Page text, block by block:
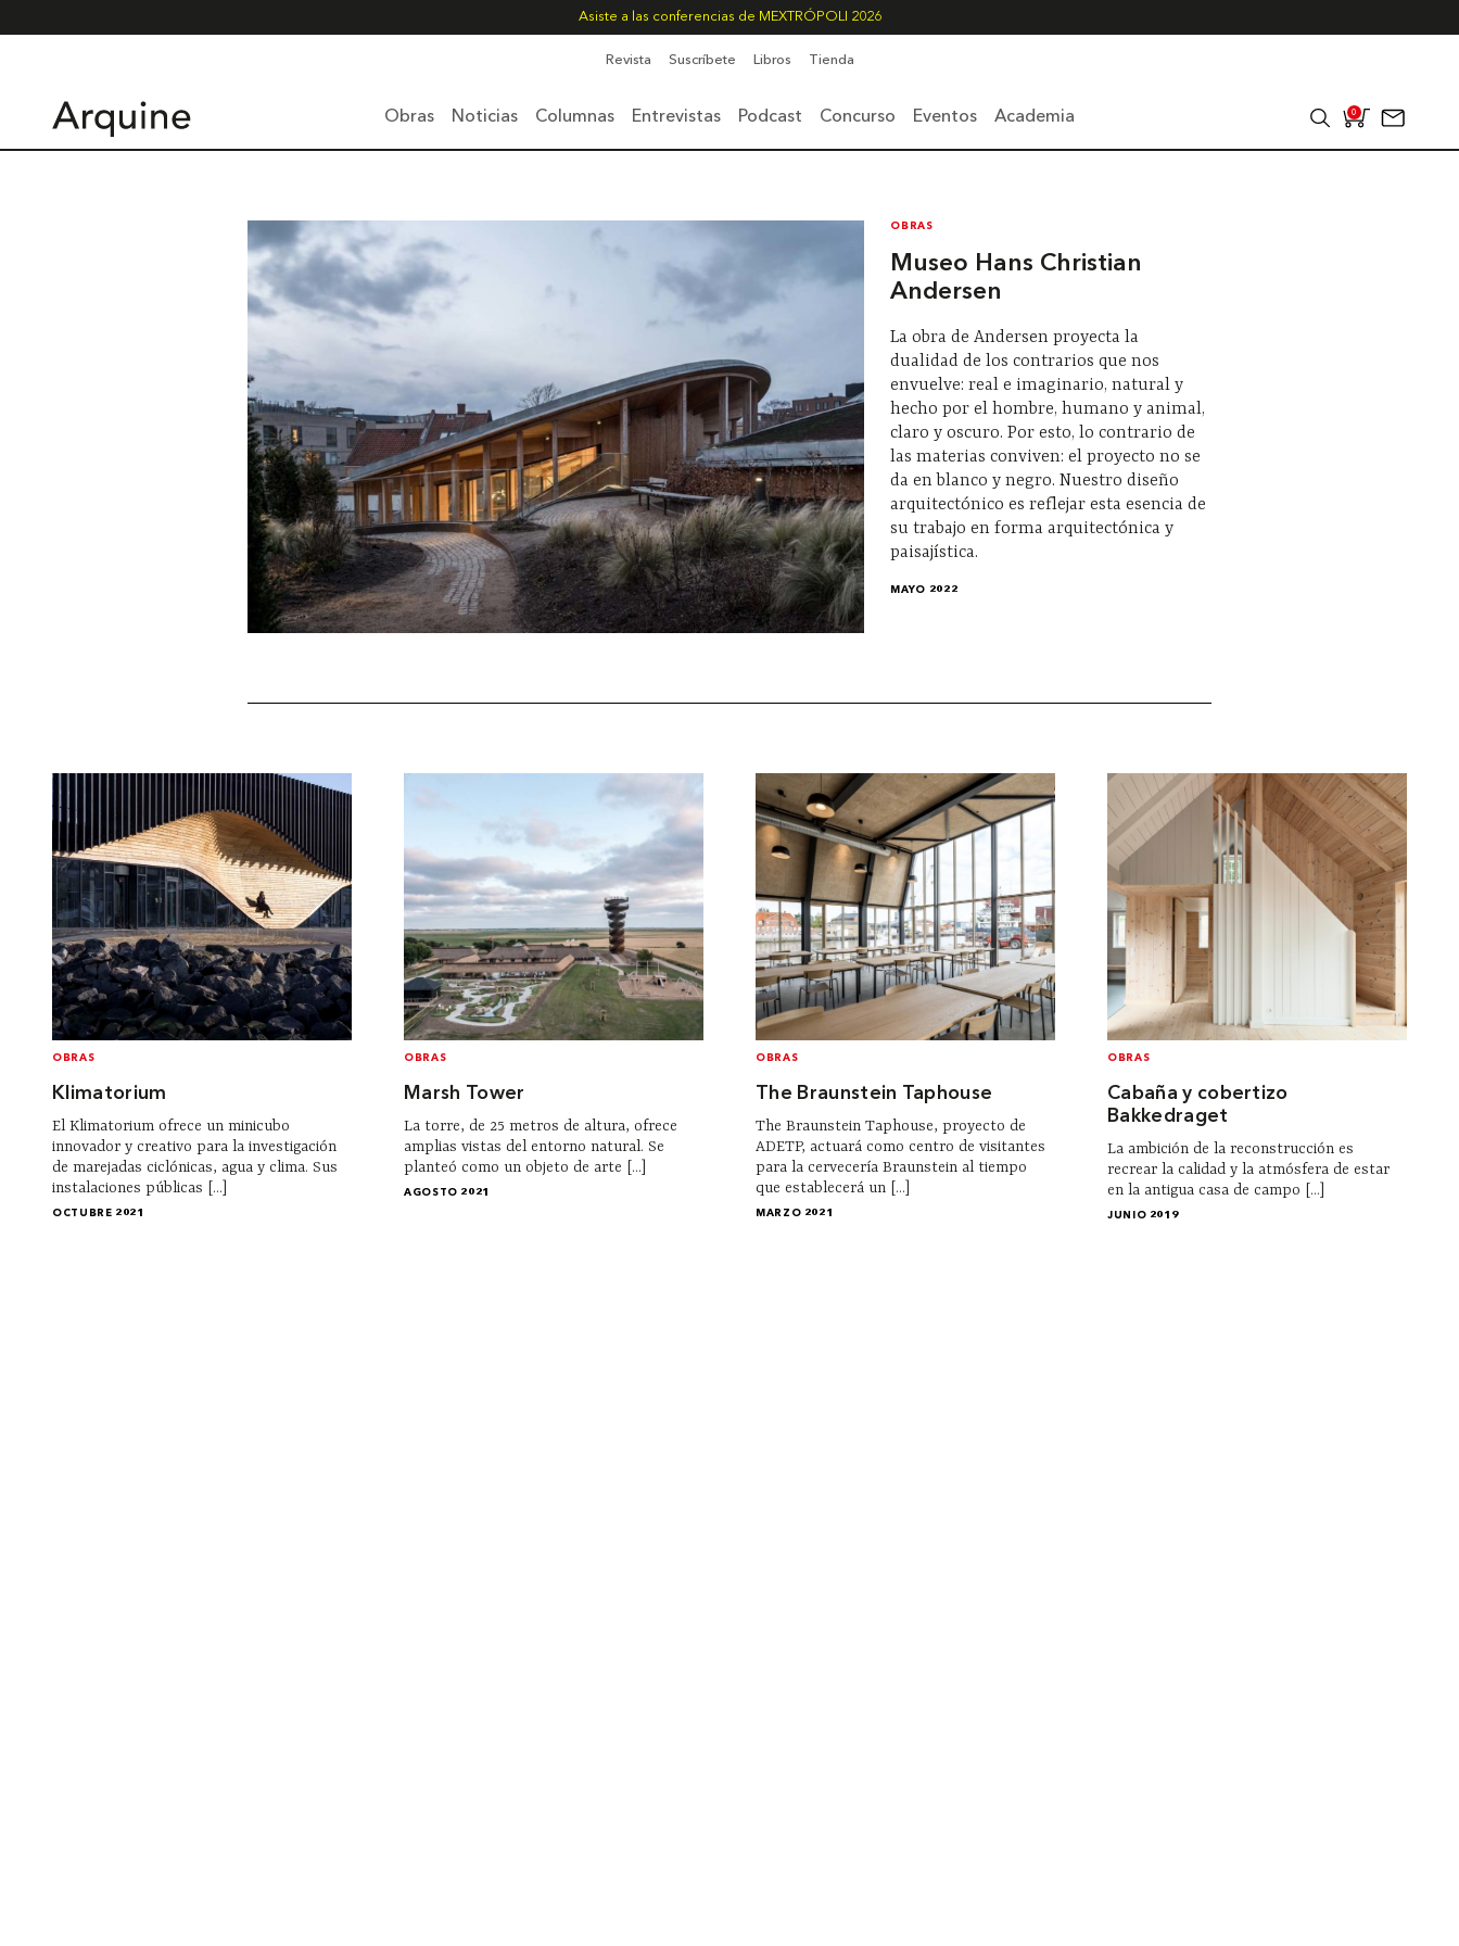
Asiste a las conferencias de MEXTRÓPOLI 2026
Revista Suscríbete Libros Tienda
Obras Noticias Columnas Entrevistas Podcast Concurso Eventos Academia 0
OBRAS
Museo Hans Christian
Andersen
La obra de Andersen proyecta la
dualidad de los contrarios que nos
envuelve: real e imaginario, natural y
hecho por el hombre, humano y animal,
claro y oscuro. Por esto, lo contrario de
las materias conviven: el proyecto no se
da en blanco y negro. Nuestro diseño
arquitectónico es reflejar esta esencia de
su trabajo en forma arquitectónica y
paisajística.
MAYO 2022
OBRAS
Klimatorium
El Klimatorium ofrece un minicubo
innovador y creativo para la investigación
de marejadas ciclónicas, agua y clima. Sus
instalaciones públicas [...]
OCTUBRE 2021
OBRAS
Marsh Tower
La torre, de 25 metros de altura, ofrece
amplias vistas del entorno natural. Se
planteó como un objeto de arte [...]
AGOSTO 2021
OBRAS
The Braunstein Taphouse
The Braunstein Taphouse, proyecto de
ADETP, actuará como centro de visitantes
para la cervecería Braunstein al tiempo
que establecerá un [...]
MARZO 2021
OBRAS
Cabaña y cobertizo
Bakkedraget
La ambición de la reconstrucción es
recrear la calidad y la atmósfera de estar
en la antigua casa de campo [...]
JUNIO 2019